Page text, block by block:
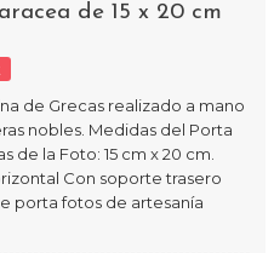
de 15 x 20 cm
de Grecas realizado a mano
nobles. Medidas del Porta
de la Foto: 15 cm x 20 cm.
Con soporte trasero
porta fotos de artesanía